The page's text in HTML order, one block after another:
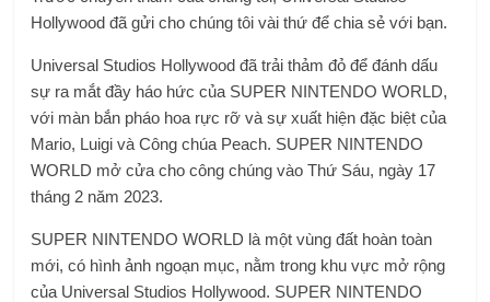
Hollywood đã gửi cho chúng tôi vài thứ để chia sẻ với bạn.
Universal Studios Hollywood đã trải thảm đỏ để đánh dấu
sự ra mắt đầy háo hức của SUPER NINTENDO WORLD,
với màn bắn pháo hoa rực rỡ và sự xuất hiện đặc biệt của
Mario, Luigi và Công chúa Peach. SUPER NINTENDO
WORLD mở cửa cho công chúng vào Thứ Sáu, ngày 17
tháng 2 năm 2023.
SUPER NINTENDO WORLD là một vùng đất hoàn toàn
mới, có hình ảnh ngoạn mục, nằm trong khu vực mở rộng
của Universal Studios Hollywood. SUPER NINTENDO